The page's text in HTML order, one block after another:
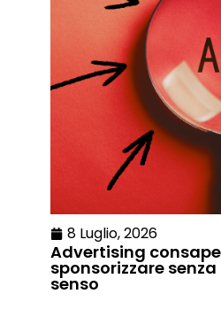
8 Luglio, 2026
Advertising
sponsorizzare
senso